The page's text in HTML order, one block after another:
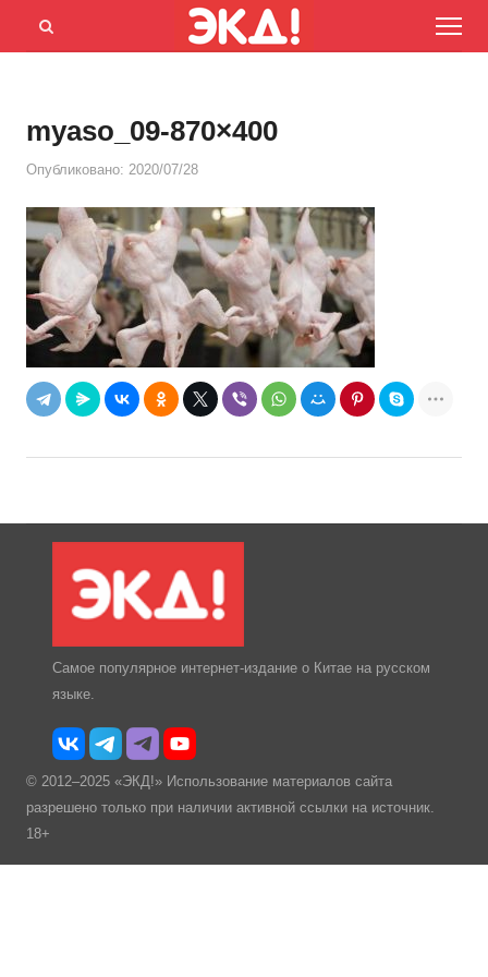
Menu
Открыть
myaso_09-870×400
Опубликовано: 2020/07/28
Самое популярное интернет-издание о Китае на русском
языке.
© 2012–2025 «ЭКД!» Использование материалов сайта
разрешено только при наличии активной ссылки на источник.
18+